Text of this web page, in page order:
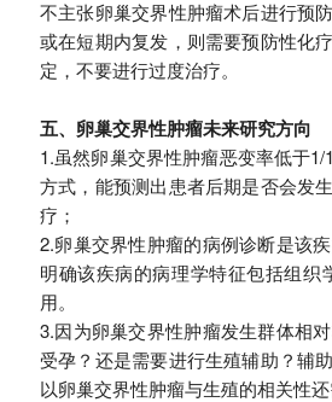
不主张卵巢交界性肿瘤术后进行预
或在短期内复发，则需要预防性化疗
定，不要进行过度治疗。
五、卵巢交界性肿瘤未来研究方向
1.虽然卵巢交界性肿瘤恶变率低于
方式，能预测出患者后期是否会发
疗；
2.卵巢交界性肿瘤的病例诊断是该
明确该疾病的病理学特征包括组
用。
3.因为卵巢交界性肿瘤发生群体相
受孕？ 还是需要进行生殖辅助？辅
以卵巢交界性肿瘤与生殖的相关性还